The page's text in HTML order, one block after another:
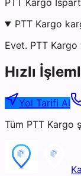
PTT Kargo
PTT Kargo
Evet. PTT
Hızlı
Yol Tarifi Al
Tüm PTT Kargo